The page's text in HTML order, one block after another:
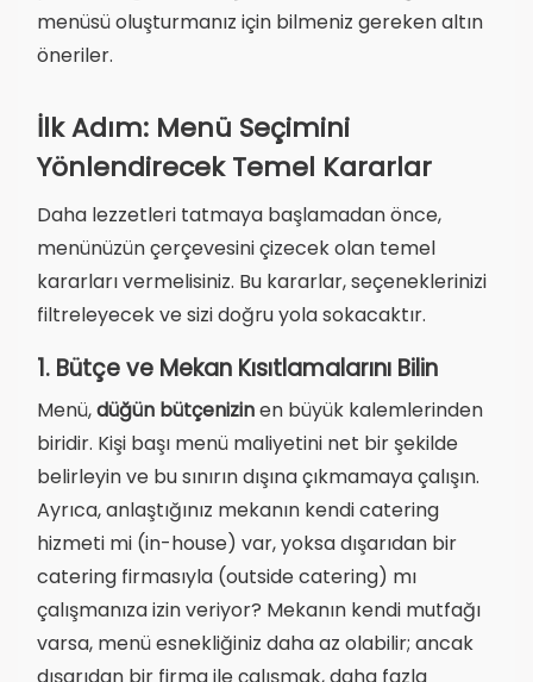
menüsü oluşturmanız için bilmeniz gereken altın
öneriler.
İlk Adım: Menü Seçimini
Yönlendirecek Temel Kararlar
Daha lezzetleri tatmaya başlamadan önce,
menünüzün çerçevesini çizecek olan temel
kararları vermelisiniz. Bu kararlar, seçeneklerinizi
filtreleyecek ve sizi doğru yola sokacaktır.
1. Bütçe ve Mekan Kısıtlamalarını Bilin
Menü,düğün bütçenizinen büyük kalemlerinden
biridir. Kişi başı menü maliyetini net bir şekilde
belirleyin ve bu sınırın dışına çıkmamaya çalışın.
Ayrıca, anlaştığınız mekanın kendi catering
hizmeti mi (in-house) var, yoksa dışarıdan bir
catering firmasıyla (outside catering) mı
çalışmanıza izin veriyor? Mekanın kendi mutfağı
varsa, menü esnekliğiniz daha az olabilir; ancak